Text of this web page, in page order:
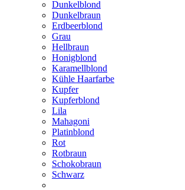
Dunkelblond
Dunkelbraun
Erdbeerblond
Grau
Hellbraun
Honigblond
Karamellblond
Kühle Haarfarbe
Kupfer
Kupferblond
Lila
Mahagoni
Platinblond
Rot
Rotbraun
Schokobraun
Schwarz